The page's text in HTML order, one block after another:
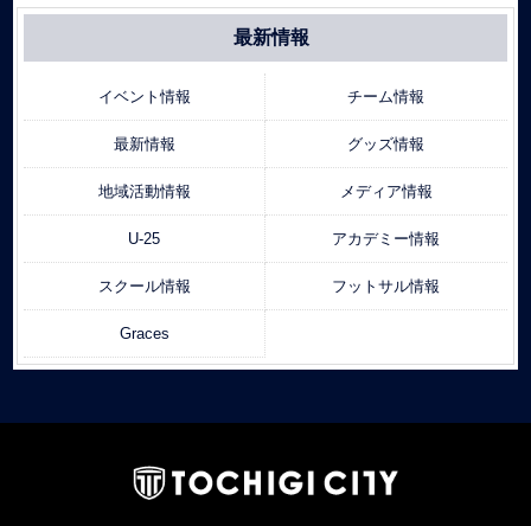
最新情報
イベント情報 チーム情報
最新情報 グッズ情報
地域活動情報 メディア情報
U-25 アカデミー情報
スクール情報 フットサル情報
Graces